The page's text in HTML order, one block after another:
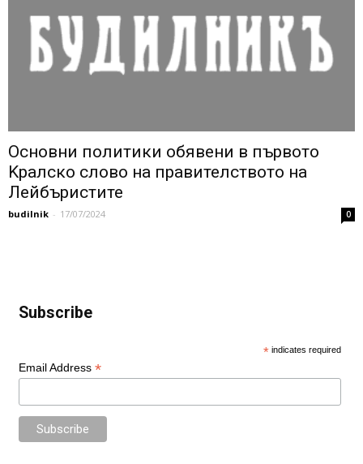
Основни политики обявени в първото
Kралско слово на правителството на
Лейбъристите
budilnik - 17/07/2024 0
Subscribe
* indicates required
Email Address *